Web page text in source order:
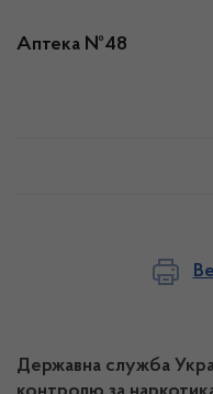
Аптека №48
Державна служба